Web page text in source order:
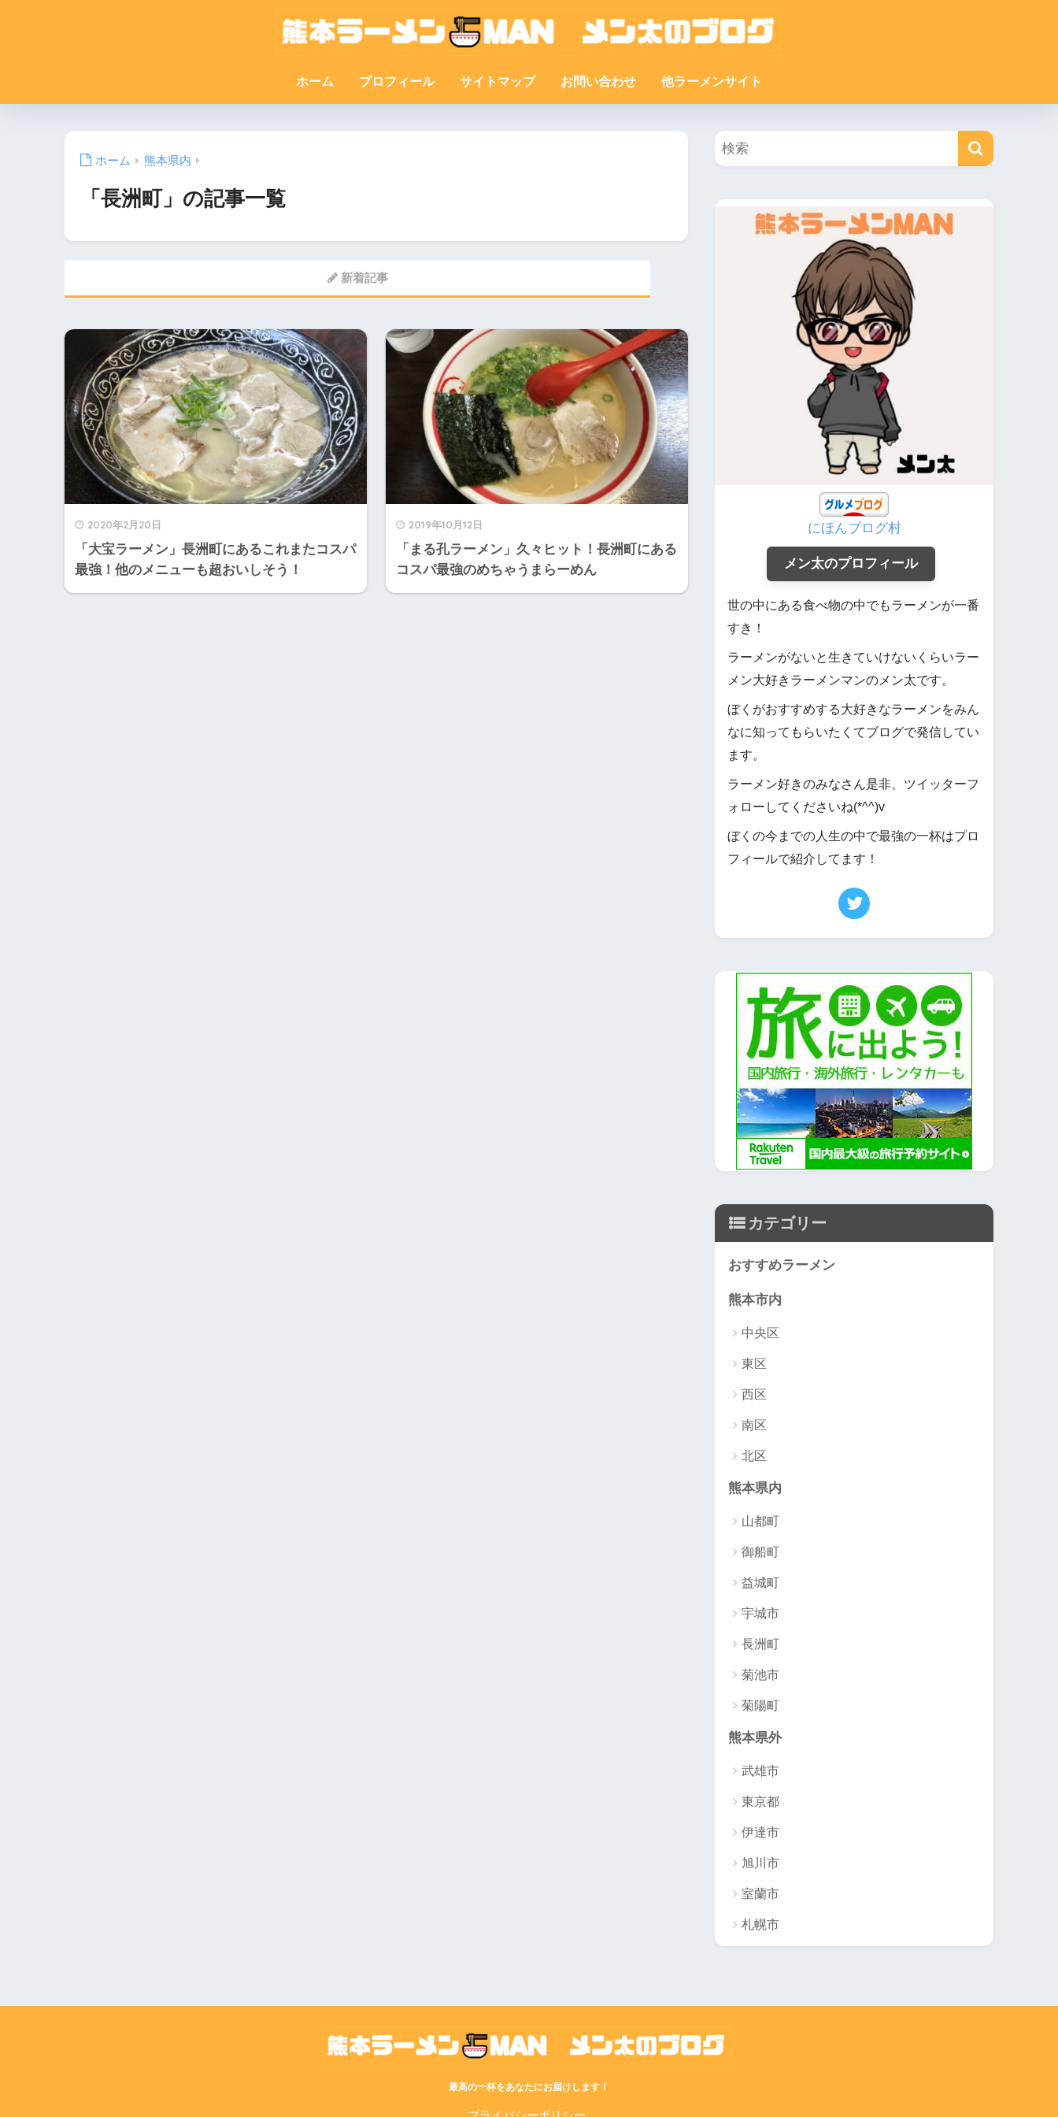
ホーム プロフィール サイトマップ お問い合わせ 他ラーメンサイト
ホーム 熊本県内
「長洲町」の記事一覧
新着記事
2020年2月20日
「大宝ラーメン」長洲町にあるこれまたコスパ
最強！他のメニューも超おいしそう！
2019年10月12日
「まる孔ラーメン」久々ヒット！長洲町にある
コスパ最強のめちゃうまらーめん
にほんブログ村
メン太のプロフィール
世の中にある食べ物の中でもラーメンが一番
すき！
ラーメンがないと生きていけないくらいラー
メン大好きラーメンマンのメン太です。
ぼくがおすすめする大好きなラーメンをみん
なに知ってもらいたくてブログで発信してい
ます。
ラーメン好きのみなさん是非、ツイッターフ
ォローしてくださいね(*^^)v
ぼくの今までの人生の中で最強の一杯はプロ
フィールで紹介してます！
カテゴリー
おすすめラーメン
熊本市内
中央区
東区
西区
南区
北区
熊本県内
山都町
御船町
益城町
宇城市
長洲町
菊池市
菊陽町
熊本県外
武雄市
東京都
伊達市
旭川市
室蘭市
札幌市
最高の一杯をあなたにお届けします！